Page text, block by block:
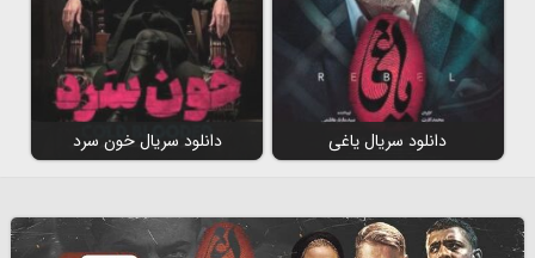
دانلود سریال یاغی دانلود سریال خون سرد